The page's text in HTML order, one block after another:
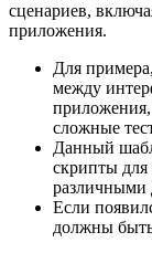
сценариев,
приложения.
Для
между
сложные
Данный
скрипты для
различными
Если
должны